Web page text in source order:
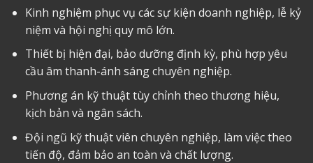
Kinh nghiệm phục vụ các sự kiện doanh nghiệp, lễ kỷ
niệm và hội nghị quy mô lớn.
Thiết bị hiện đại, bảo dưỡng định kỳ, phù hợp yêu
cầu âm thanh-ánh sáng chuyên nghiệp.
Phương án kỹ thuật tùy chỉnh theo thương hiệu,
kịch bản và ngân sách.
Đội ngũ kỹ thuật viên chuyên nghiệp, làm việc theo
tiến độ, đảm bảo an toàn và chất lượng.